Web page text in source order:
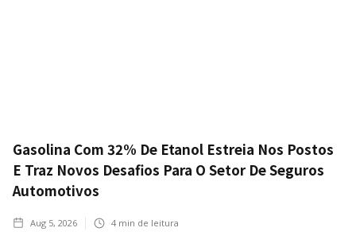
Gasolina Com 32% De Etanol Estreia Nos Postos
E Traz Novos Desafios Para O Setor De Seguros
Automotivos
Aug 5, 2026 4 min de leitura